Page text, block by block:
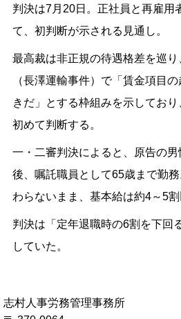
判決は7月20日。正社員と再雇用
て、初判断が示される見通し。
最高裁は非正規の待遇格差を巡
（長澤運輸事件）で「賃金項目
きだ」とする枠組みを示してお
初めて判断する。
一・二審判決によると、原告の
後、嘱託職員として65歳まで勤
わらないまま、基本給は約4～5割
判決は「定年退職時の6割を下回
していた。
志村人事労務管理事務所